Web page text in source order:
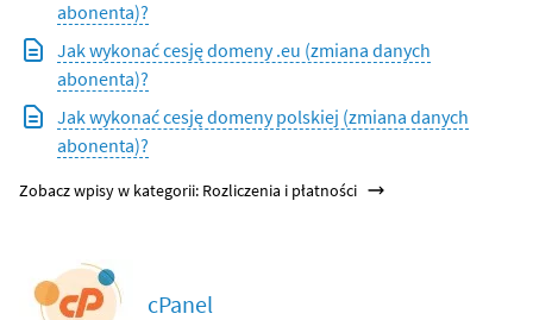
abonenta)?
Jak wykonać cesję domeny .eu (zmiana danych
abonenta)?
Jak wykonać cesję domeny polskiej (zmiana danych
abonenta)?
Zobacz wpisy w kategorii: Rozliczenia i płatności
cPanel